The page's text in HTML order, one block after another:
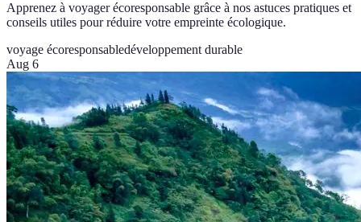
Apprenez à voyager écoresponsable grâce à nos astuces pratiques et
conseils utiles pour réduire votre empreinte écologique.
voyage écoresponsabledéveloppement durable
Aug 6